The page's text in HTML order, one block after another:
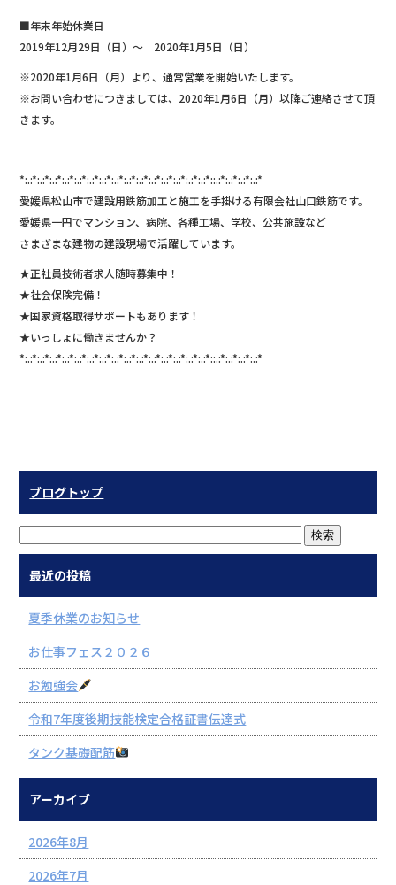
■年末年始休業日
2019年12月29日（日）～ 2020年1月5日（日）
※2020年1月6日（月）より、通常営業を開始いたします。
※お問い合わせにつきましては、2020年1月6日（月）以降ご連絡させて頂
きます。
*:.:*:.:*:.:*:.:*:.:*:.:*:.:*:.:*:.:*:.:*:.:*:.:*:.:*:.:*:.:*::.:*:.:*:.:*:.:*
愛媛県松山市で建設用鉄筋加工と施工を手掛ける有限会社山口鉄筋です。
愛媛県一円でマンション、病院、各種工場、学校、公共施設など
さまざまな建物の建設現場で活躍しています。
★正社員技術者求人随時募集中！
★社会保険完備！
★国家資格取得サポートもあります！
★いっしょに働きませんか？
*:.:*:.:*:.:*:.:*:.:*:.:*:.:*:.:*:.:*:.:*:.:*:.:*:.:*:.:*:.:*::.:*:.:*:.:*:.:*
ブログトップ
最近の投稿
夏季休業のお知らせ
お仕事フェス２０２６
お勉強会
令和7年度後期技能検定合格証書伝達式
タンク基礎配筋
アーカイブ
2026年8月
2026年7月